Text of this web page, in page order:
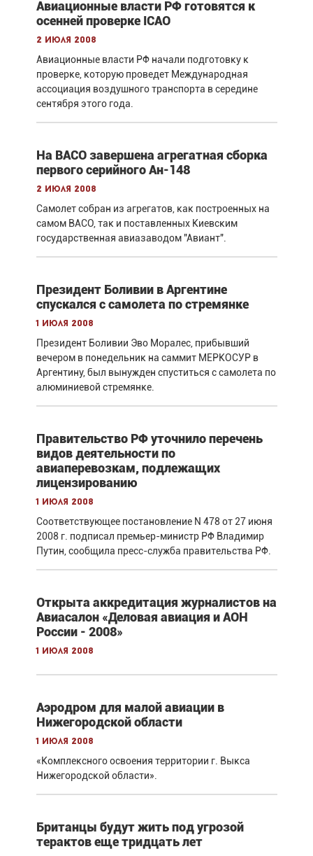
Авиационные власти РФ готовятся к
осенней проверке ICAO
2 июля 2008
Авиационные власти РФ начали подготовку к
проверке, которую проведет Международная
ассоциация воздушного транспорта в середине
сентября этого года.
На ВАСО завершена агрегатная сборка
первого серийного Ан-148
2 июля 2008
Самолет собран из агрегатов, как построенных на
самом ВАСО, так и поставленных Киевским
государственная авиазаводом "Авиант".
Президент Боливии в Аргентине
спускался с самолета по стремянке
1 июля 2008
Президент Боливии Эво Моралес, прибывший
вечером в понедельник на саммит МЕРКОСУР в
Аргентину, был вынужден спуститься с самолета по
алюминиевой стремянке.
Правительство РФ уточнило перечень
видов деятельности по
авиаперевозкам, подлежащих
лицензированию
1 июля 2008
Соответствующее постановление N 478 от 27 июня
2008 г. подписал премьер-министр РФ Владимир
Путин, сообщила пресс-служба правительства РФ.
Открыта аккредитация журналистов на
Авиасалон «Деловая авиация и АОН
России - 2008»
1 июля 2008
Аэродром для малой авиации в
Нижегородской области
1 июля 2008
«Комплексного освоения территории г. Выкса
Нижегородской области».
Британцы будут жить под угрозой
терактов еще тридцать лет